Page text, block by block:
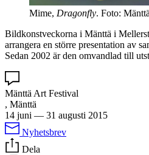
Mime, Dragonfly. Foto:
Bildkonstveckorna i Mänttä i
arrangera en större presentation av
Sedan 2002 är den omvandlad till
Mänttä Art Festival
, Mänttä
14 juni — 31 augusti 2015
Nyhetsbrev
Dela